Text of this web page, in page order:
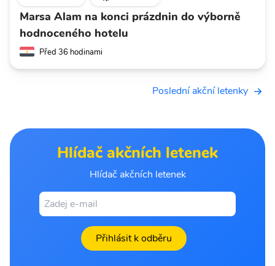
Marsa Alam na konci prázdnin do výborně
hodnoceného hotelu
Před 36 hodinami
Poslední akční letenky
Hlídač akčních letenek
Hlídač akčních letenek
Přihlásit k odběru